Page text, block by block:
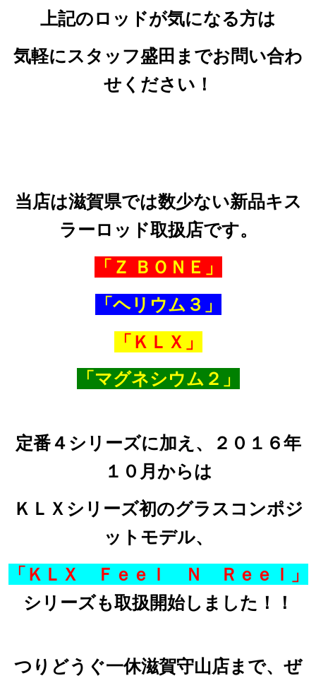
上記のロッドが気になる方は
気軽にスタッフ盛田までお問い合わ
せください！
当店は滋賀県では数少ない新品キス
ラーロッド取扱店です。
「Ｚ ＢＯＮＥ」
「ヘリウム３」
「ＫＬＸ」
「マグネシウム２」
定番４シリーズに加え、２０１６年
１０月からは
ＫＬＸシリーズ初のグラスコンポジ
ットモデル、
「ＫＬＸ Ｆｅｅｌ Ｎ Ｒｅｅｌ」
シリーズも取扱開始しました！！
つりどうぐ一休滋賀守山店まで、ぜ